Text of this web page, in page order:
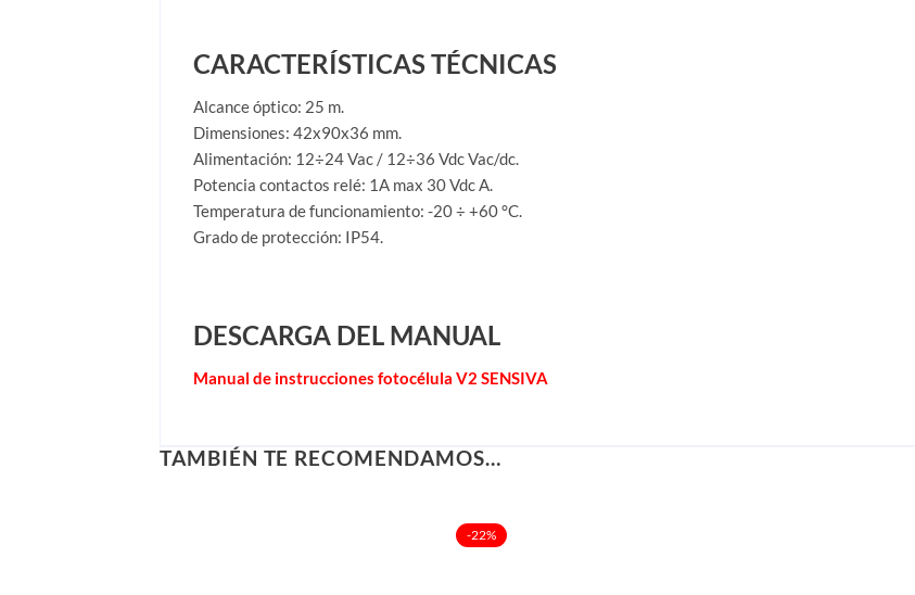
CARACTERÍSTICAS TÉCNICAS
Alcance óptico: 25 m.
Dimensiones: 42x90x36 mm.
Alimentación: 12÷24 Vac / 12÷36 Vdc Vac/dc.
Potencia contactos relé: 1A max 30 Vdc A.
Temperatura de funcionamiento: -20 ÷ +60 °C.
Grado de protección: IP54.
DESCARGA DEL MANUAL
Manual de instrucciones fotocélula V2 SENSIVA
TAMBIÉN TE RECOMENDAMOS…
-22%